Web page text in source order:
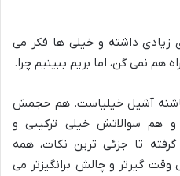
داشته و خیلی ها فکر می
نمی گن، اما بریم ببینیم چرا.
آشیل خیلیاست. هم حجمش
هم سوالاتش خیلی ترکیبی و
تا جزئی ترین نکات، همه
گیرتر و چالش برانگیزتر می